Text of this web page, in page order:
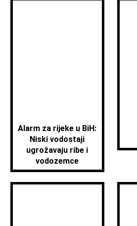
Alarm za rijeke u BiH:
Niski vodostaji
ugrožavaju ribe i
vodozemce